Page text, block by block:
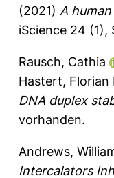
(2021) A
iScience 24 (1),
Rausch, Cathia
Hastert, Florian
DNA duplex
vorhanden.
Andrews,
Intercalators